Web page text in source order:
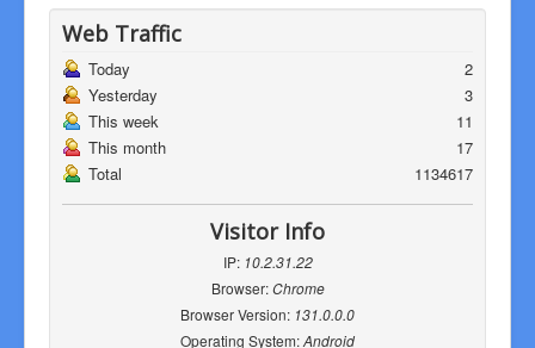
Web Traffic
Today
2
Yesterday
3
This week
11
This month
17
Total
1134617
Visitor Info
IP: 10.2.31.22
Browser:Chrome
Browser Version: 131.0.0.0
Operating System:Android